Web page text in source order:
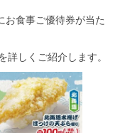
お食事ご優待券が当た
詳しくご紹介します。